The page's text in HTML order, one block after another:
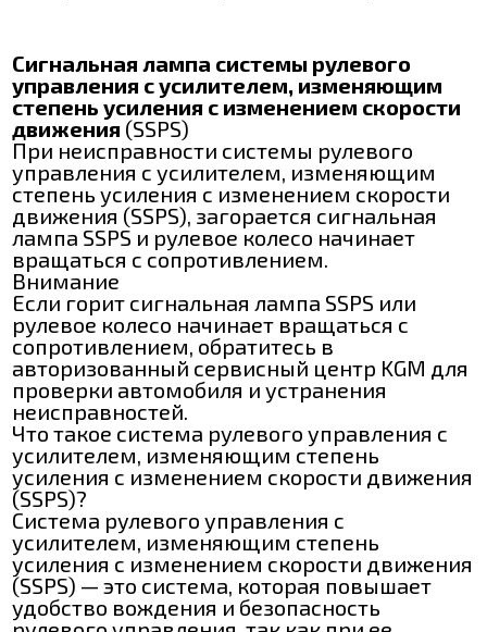
Сигнальная лампа системы рулевого
управления с усилителем, изменяющим
степень усиления с изменением скорости
движения (SSPS)
При неисправности системы рулевого
управления с усилителем, изменяющим
степень усиления с изменением скорости
движения (SSPS), загорается сигнальная
лампа SSPS и рулевое колесо начинает
вращаться с сопротивлением.
Внимание
Если горит сигнальная лампа SSPS или
рулевое колесо начинает вращаться с
сопротивлением, обратитесь в
авторизованный сервисный центр KGM для
проверки автомобиля и устранения
неисправностей.
Что такое система рулевого управления с
усилителем, изменяющим степень
усиления с изменением скорости движения
(SSPS)?
Система рулевого управления с
усилителем, изменяющим степень
усиления с изменением скорости движения
(SSPS) — это система, которая повышает
удобство вождения и безопасность